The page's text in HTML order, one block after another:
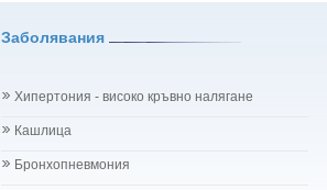
Заболявания
Хипертония - високо кръвно налягане
Кашлица
Бронхопневмония